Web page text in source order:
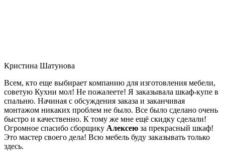
Кристина Шатунова
Всем, кто еще выбирает компанию для изготовления мебели,
советую Кухни мол! Не пожалеете! Я заказывала шкаф-купе в
спальню. Начиная с обсуждения заказа и заканчивая
монтажом никаких проблем не было. Все было сделано очень
быстро и качественно. К тому же мне ещё скидку сделали!
Огромное спасибо сборщику Алексею за прекрасный шкаф!
Это мастер своего дела! Всю мебель буду заказывать только
здесь.